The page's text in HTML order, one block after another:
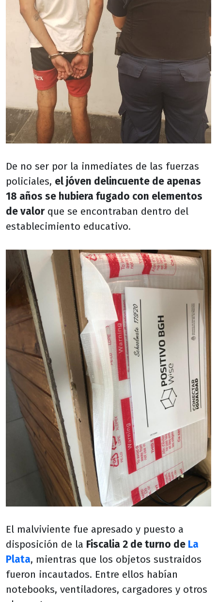
De no ser por la inmediates de las fuerzas
policiales, el jóven delincuente de apenas
18 años se hubiera fugado con elementos
de valorque se encontraban dentro del
establecimiento educativo.
El malviviente fue apresado y puesto a
disposición de la Fiscalia 2 de turno de La
Plata, mientras que los objetos sustraidos
fueron incautados. Entre ellos habían
notebooks, ventiladores, cargadores y otros